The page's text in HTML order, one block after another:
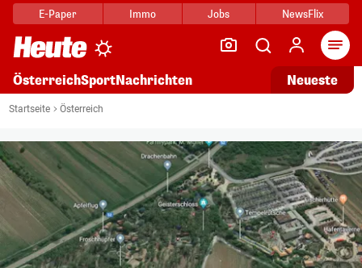
E-Paper Immo Jobs NewsFlix
ÖsterreichSportNachrichten Neueste
Startseite Österreich